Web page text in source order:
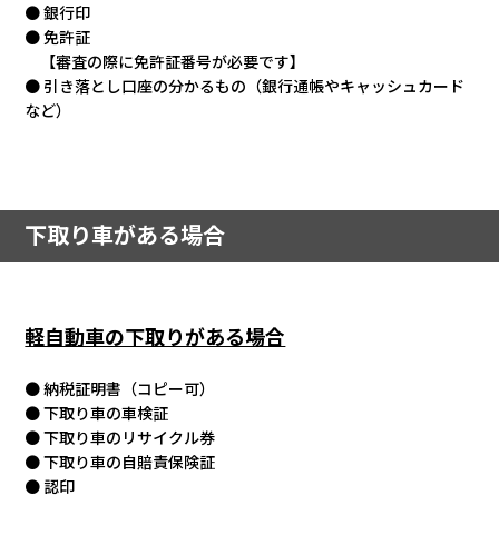
● 銀行印
● 免許証
【審査の際に免許証番号が必要です】
● 引き落とし口座の分かるもの（銀行通帳やキャッシュカード
など）
下取り車がある場合
軽自動車の下取りがある場合
● 納税証明書（コピー可）
● 下取り車の車検証
● 下取り車のリサイクル券
● 下取り車の自賠責保険証
● 認印